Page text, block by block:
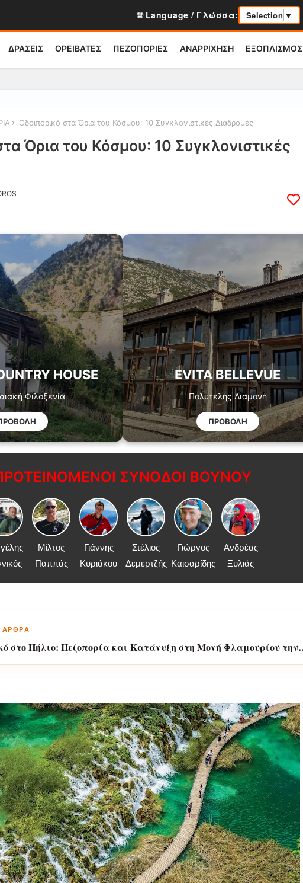
🌐 Language / Γλώσσα: Selection ▼
ΔΡΑΣΕΙΣ ΟΡΕΙΒΑΤΕΣ ΠΕΖΟΠΟΡΙΕΣ ΑΝΑΡΡΙΧΗΣΗ ΕΞΟΠΛΙΣΜΟΣ
Οδοιπορικό στα Όρια του Κόσμου: 10 Συγκλονιστικές Διαδρομές
Όρια του Κόσμου: 10 Συγκλονιστικές
HOUSE
Φιλοξενία
EVITA BELLEVUE
Πολυτελής Διαμονή
ΠΡΟΒΟΛΗ
ΣΥΝΟΔΟΙ ΒΟΥΝΟΥ
Μίλτος
Παππάς
Γιάννης
Κυριάκου
Στέλιος
Δεμερτζής
Γιώργος
Καισαρίδης
Ανδρέας
Ξυλιάς
ΑΡΘΡΑ
στο Πήλιο: Πεζοπορία και Κατάνυξη στη Μονή Φλαμουρίου την